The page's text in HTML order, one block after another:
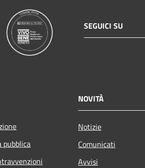
SEGUICI SU
pubblica
NOVITÀ
Notizie
Comunicati
Avvisi